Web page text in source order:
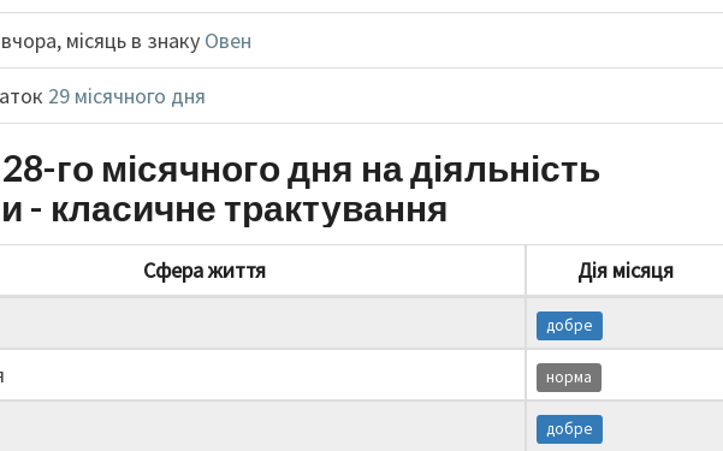
місяць в знаку Овен
29 місячного дня
го місячного дня на діяльність
- класичне трактування
Сфера життя
Дія місяця
добре
норма
добре